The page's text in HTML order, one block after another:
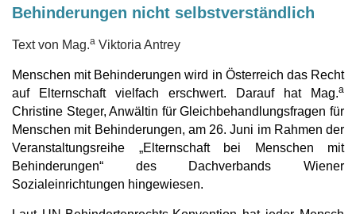
Behinderungen nicht selbstverständlich
Text von Mag.a Viktoria Antrey
Menschen mit Behinderungen wird in Österreich das Recht
auf Elternschaft vielfach erschwert. Darauf hat Mag.a
Christine Steger, Anwältin für Gleichbehandlungsfragen für
Menschen mit Behinderungen, am 26. Juni im Rahmen der
Veranstaltungsreihe „Elternschaft bei Menschen mit
Behinderungen“ des Dachverbands Wiener
Sozialeinrichtungen hingewiesen.